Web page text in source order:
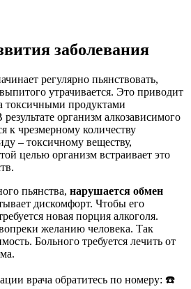
заболевания
регулярно пьянствовать,
утрачивается. Это приводит
токсичными продуктами
организм алкозависимого
к чрезмерному количеству
– токсичному веществу,
целью организм встраивает это
пьянства, нарушается обмен
дискомфорт. Чтобы его
новая порция алкоголя.
желанию человека. Так
Больного требуется лечить от
врача обратитесь по номеру: ☎️